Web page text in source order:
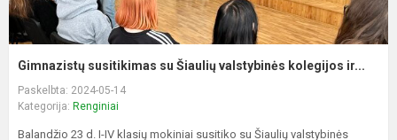
Gimnazistų susitikimas su Šiaulių valstybinės kolegijos ir...
Paskelbta: 2024-05-14
Kategorija: Renginiai
Balandžio 23 d. I-IV klasių mokiniai susitiko su Šiaulių valstybinės